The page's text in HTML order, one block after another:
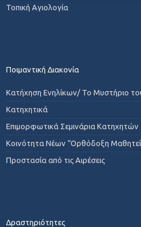
Τοπική Αγιολογία
Ποιμαντική Διακονία
Κατήχηση Ενηλίκων/ Το Μυστήριο
Κατηχητικά
Επιμορφωτικά Σεμινάρια Κατηχητών
Κοινότητα Νέων “Ορθόδοξη
Προστασία από τις Αιρέσεις
Δραστηριότητες